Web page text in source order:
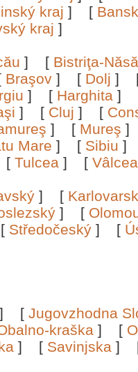
kraj ] [
kraj ]
] [ Bistriţa-
Braşov ] [ Dolj ]
] [ Harghita ]
] [ Cluj ] [
] [ Mureş
Mare ] [ Sibiu
[ Tulcea ] [
] [
] [
[ Středočeský ] [
] [ Jugovzhodna
kraška ] [
] [ Savinjska ]